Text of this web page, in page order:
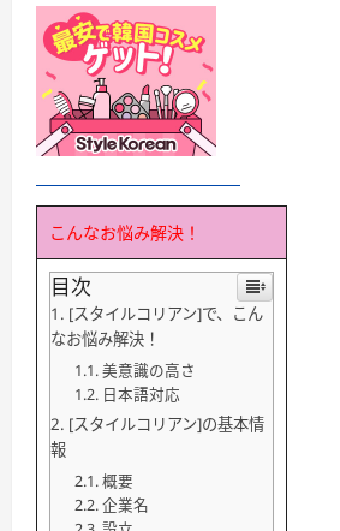
こんなお悩み解決！
目次
[スタイルコリアン]で、こん
なお悩み解決！
美意識の高さ
日本語対応
[スタイルコリアン]の基本情
報
概要
企業名